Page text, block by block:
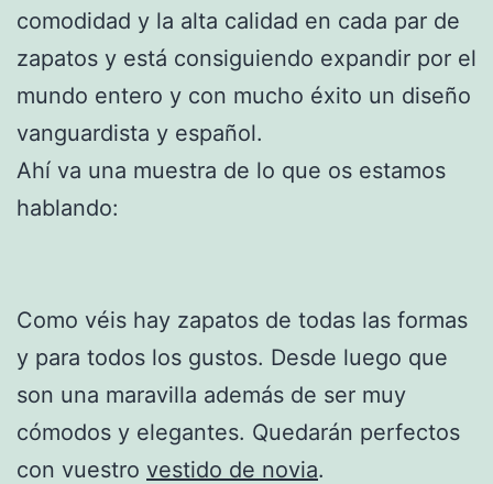
comodidad y la alta calidad en cada par de
zapatos y está consiguiendo expandir por el
mundo entero y con mucho éxito un diseño
vanguardista y español.
Ahí va una muestra de lo que os estamos
hablando:
Como véis hay zapatos de todas las formas
y para todos los gustos. Desde luego que
son una maravilla además de ser muy
cómodos y elegantes. Quedarán perfectos
con vuestro vestido de novia.